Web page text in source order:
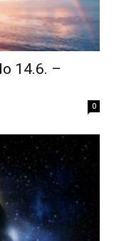
14.6. –
0